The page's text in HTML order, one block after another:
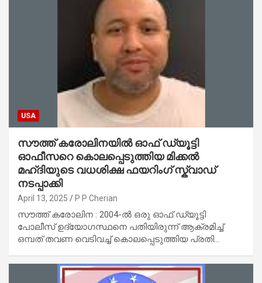
USA
സൗത്ത് കരോലിനയിൽ ഓഫ് ഡ്യൂട്ടി
ഓഫീസറെ കൊലപ്പെടുത്തിയ മിക്കൽ
മഹ്ദിയുടെ വധശിക്ഷ ഫയറിംഗ് സ്ക്വാഡ്
നടപ്പാക്കി
April 13, 2025 P P Cherian
സൗത്ത് കരോലിന : 2004-ൽ ഒരു ഓഫ് ഡ്യൂട്ടി
പോലീസ് ഉദ്യോഗസ്ഥനെ പതിയിരുന്ന് ആക്രമിച്ച്
ഒമ്പത് തവണ വെടിവച്ച് കൊലപ്പെടുത്തിയ പ്രതി…